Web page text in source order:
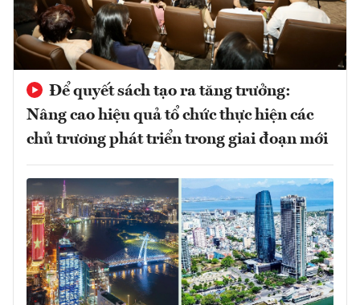
Để quyết sách tạo ra tăng trưởng:
Nâng cao hiệu quả tổ chức thực hiện các
chủ trương phát triển trong giai đoạn mới